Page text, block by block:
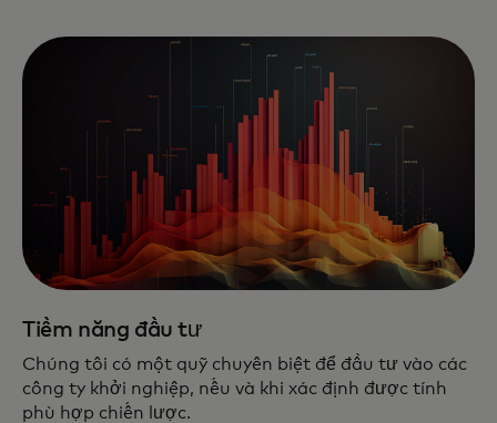
Tiềm năng đầu tư
Chúng tôi có một quỹ chuyên biệt để đầu tư vào các
công ty khởi nghiệp, nếu và khi xác định được tính
phù hợp chiến lược.